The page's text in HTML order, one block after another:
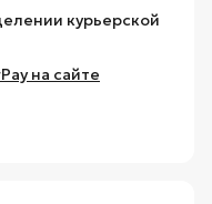
курьерской
на сайте